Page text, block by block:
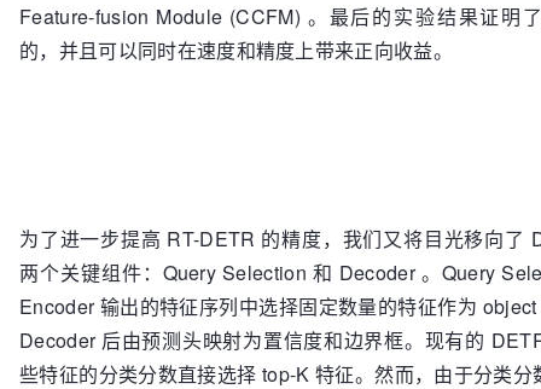
Feature-fusion Module (CCFM) 。最后的实验结果证明
的，并且可以同时在速度和精度上带来正向收益。
为了进一步提高 RT-DETR 的精度，我们又将目光移向了
两个关键组件：Query Selection 和 Decoder 。Query
Encoder 输出的特征序列中选择固定数量的特征作为
Decoder 后由预测头映射为置信度和边界框。现有的
些特征的分类分数直接选择 top-K 特征。然而，由于分类